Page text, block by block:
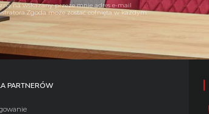
na wskazany przeze mnie adres e-mail
może zostać cofnięta w każdym
PARTNERÓW